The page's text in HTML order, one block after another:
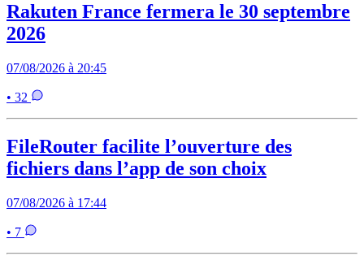
Rakuten France fermera le 30 septembre
2026
07/08/2026 à 20:45
• 32
FileRouter facilite l’ouverture des
fichiers dans l’app de son choix
07/08/2026 à 17:44
• 7